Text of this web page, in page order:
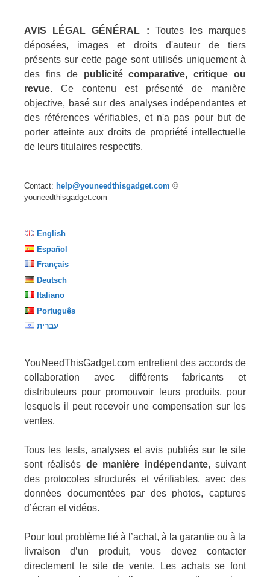
AVIS LÉGAL GÉNÉRAL : Toutes les marques
déposées, images et droits d'auteur de tiers
présents sur cette page sont utilisés uniquement à
des fins de publicité comparative, critique ou
revue. Ce contenu est présenté de manière
objective, basé sur des analyses indépendantes et
des références vérifiables, et n'a pas pour but de
porter atteinte aux droits de propriété intellectuelle
de leurs titulaires respectifs.
Contact: help@youneedthisgadget.com ©
youneedthisgadget.com
English
Español
Français
Deutsch
Italiano
Português
עברית
YouNeedThisGadget.com entretient des accords de
collaboration avec différents fabricants et
distributeurs pour promouvoir leurs produits, pour
lesquels il peut recevoir une compensation sur les
ventes.
Tous les tests, analyses et avis publiés sur le site
sont réalisés de manière indépendante, suivant
des protocoles structurés et vérifiables, avec des
données documentées par des photos, captures
d’écran et vidéos.
Pour tout problème lié à l’achat, à la garantie ou à la
livraison d’un produit, vous devez contacter
directement le site de vente. Les achats se font